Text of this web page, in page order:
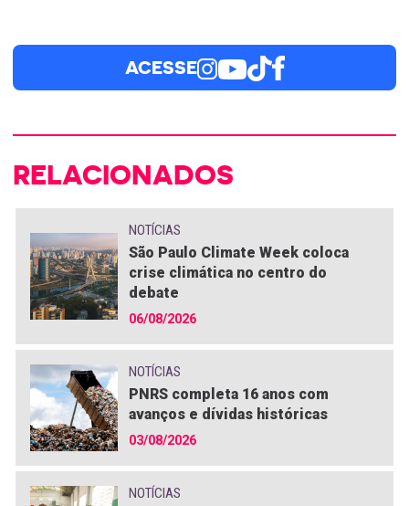
ACESSE
RELACIONADOS
NOTÍCIAS
São Paulo Climate Week coloca
crise climática no centro do
debate
06/08/2026
NOTÍCIAS
PNRS completa 16 anos com
avanços e dívidas históricas
03/08/2026
NOTÍCIAS